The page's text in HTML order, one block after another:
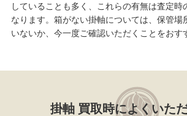
していることも多く、これらの有無は査定時
なります。箱がない掛軸については、保管場
いないか、今一度ご確認いただくことをおす
掛軸 買取時によくいた